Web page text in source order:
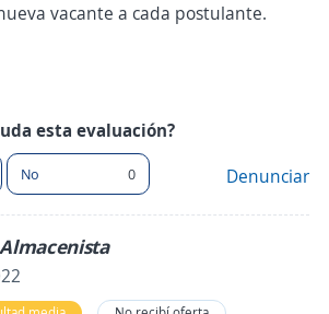
vacante a cada postulante.
esta evaluación?
No 0 Denunciar